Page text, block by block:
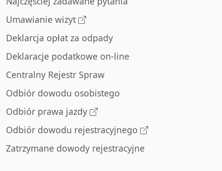
Umawianie wizyt
Deklarcja opłat za odpady
Deklaracje podatkowe on-line
Centralny Rejestr Spraw
Odbiór dowodu osobistego
Odbiór prawa jazdy
Odbiór dowodu rejestracyjnego
Zatrzymane dowody rejestracyjne